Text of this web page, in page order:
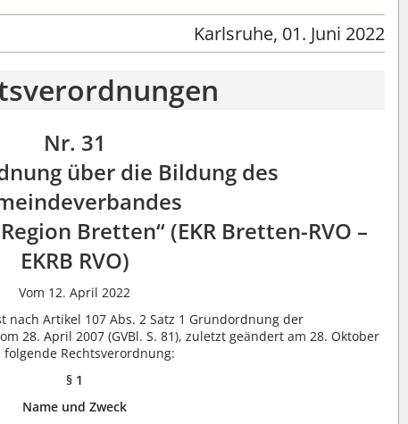
Karlsruhe, 01. Juni 2022
Nr. 31
über die Bildung des
Bretten“ (EKR Bretten-RVO –
EKRB RVO)
Vom 12. April 2022
nach Artikel 107 Abs. 2 Satz 1 Grundordnung der
28. April 2007 (GVBl. S. 81), zuletzt geändert am 28. Oktober
folgende Rechtsverordnung:
§ 1
Name und Zweck